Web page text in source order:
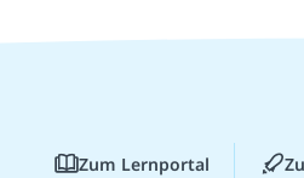
Zum Lernportal